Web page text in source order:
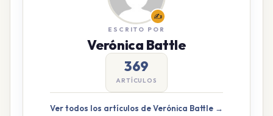
✍️
ESCRITO POR
Verónica Battle
369
ARTÍCULOS
Ver todos los artículos de Verónica Battle →